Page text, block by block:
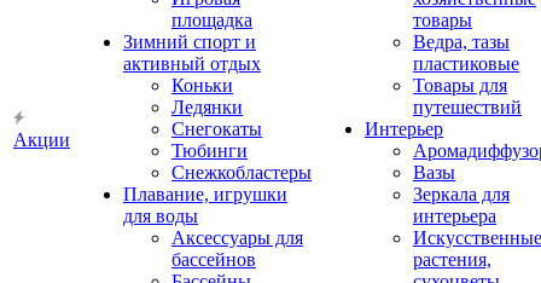
Акции
площадка
Зимний спорт и
активный отдых
Коньки
Ледянки
Снегокаты
Тюбинги
Снежкобластеры
Плавание, игрушки
для воды
Аксессуары для
бассейнов
товары
Ведра, тазы
пластиковые
Товары для
путешествий
Интерьер
Вазы
Зеркала для
интерьера
Искусственные
растения,